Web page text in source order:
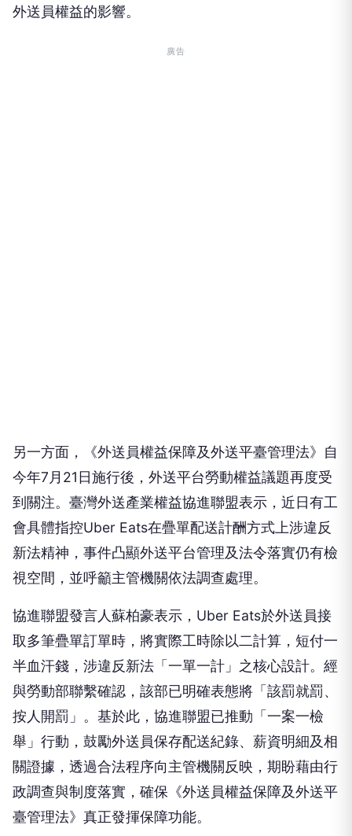
外送員權益的影響。
廣告
另一方面，《外送員權益保障及外送平臺管理法》自
今年7月21日施行後，外送平台勞動權益議題再度受
到關注。臺灣外送產業權益協進聯盟表示，近日有工
會具體指控Uber Eats在疊單配送計酬方式上涉違反
新法精神，事件凸顯外送平台管理及法令落實仍有檢
視空間，並呼籲主管機關依法調查處理。
協進聯盟發言人蘇柏豪表示，Uber Eats於外送員接
取多筆疊單訂單時，將實際工時除以二計算，短付一
半血汗錢，涉違反新法「一單一計」之核心設計。經
與勞動部聯繫確認，該部已明確表態將「該罰就罰、
按人開罰」。基於此，協進聯盟已推動「一案一檢
舉」行動，鼓勵外送員保存配送紀錄、薪資明細及相
關證據，透過合法程序向主管機關反映，期盼藉由行
政調查與制度落實，確保《外送員權益保障及外送平
臺管理法》真正發揮保障功能。